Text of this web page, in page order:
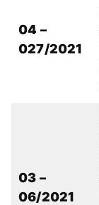
04 –
027/2021
03 –
06/2021